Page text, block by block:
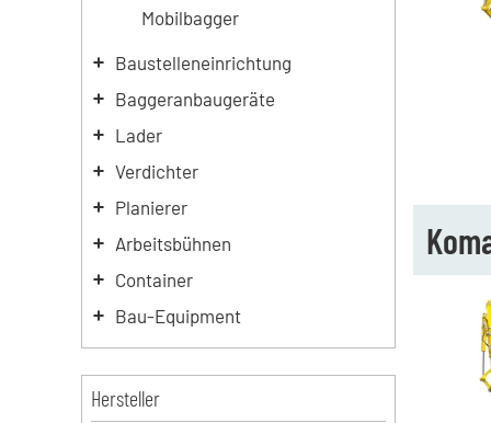
Mobilbagger
Baustelleneinrichtung
Baggeranbaugeräte
Lader
Verdichter
Planierer
Arbeitsbühnen
Container
Bau-Equipment
Hersteller